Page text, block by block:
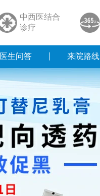
中西医结合
诊疗
医生问答 来院路线